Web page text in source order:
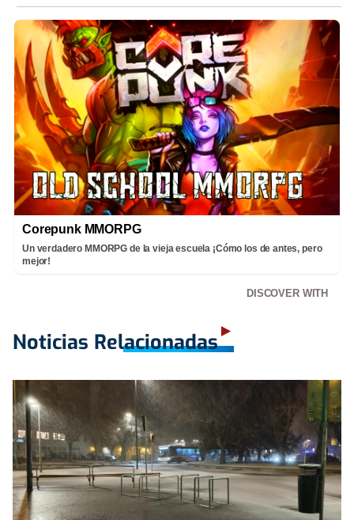
Corepunk MMORPG
Un verdadero MMORPG de la vieja escuela ¡Cómo los de antes, pero
mejor!
DISCOVER WITH
Noticias Relacionadas